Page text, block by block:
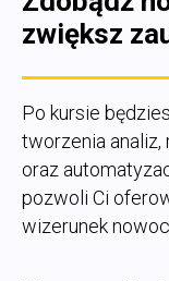
zwiększ
Po kursie
tworzenia analiz,
oraz
pozwoli Ci
wizerunek